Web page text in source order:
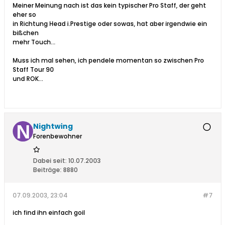
Meiner Meinung nach ist das kein typischer Pro Staff, der geht
eher so
in Richtung Head i.Prestige oder sowas, hat aber irgendwie ein
bißchen
mehr Touch...
Muss ich mal sehen, ich pendele momentan so zwischen Pro
Staff Tour 90
und ROK...
Nightwing
Forenbewohner
Dabei seit: 10.07.2003
Beiträge: 8880
#7
07.09.2003, 23:04
ich find ihn einfach goil